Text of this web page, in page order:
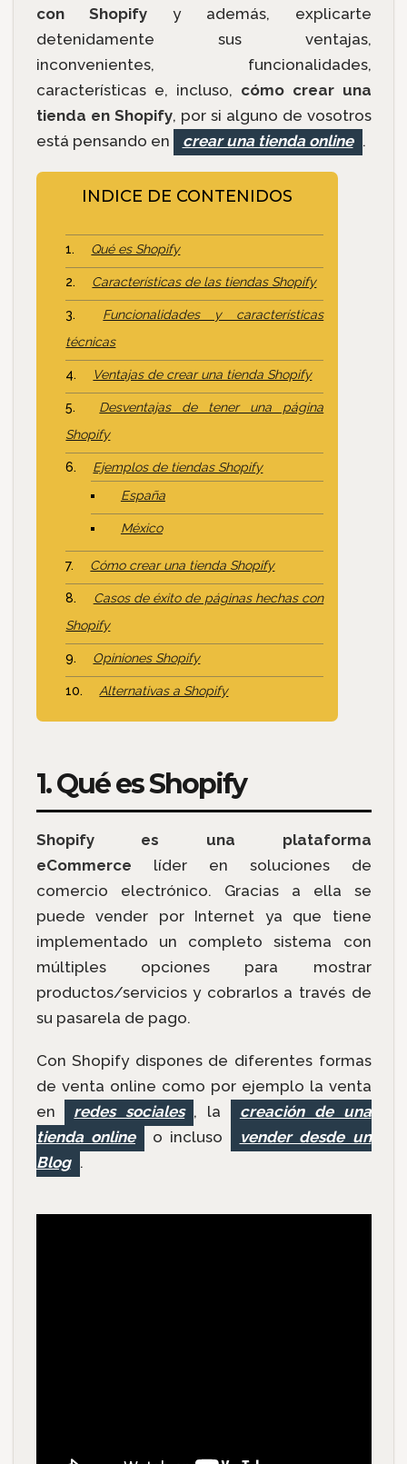
con Shopify y además, explicarte
detenidamente sus ventajas,
inconvenientes, funcionalidades,
características e, incluso, cómo crear una
tienda en Shopify, por si alguno de vosotros
está pensando en
crear una tienda online .
INDICE DE CONTENIDOS
Qué es Shopify
Características de las tiendas Shopify
Funcionalidades y características
técnicas
Ventajas de crear una tienda Shopify
Desventajas de tener una página
Shopify
Ejemplos de tiendas Shopify
España
México
Cómo crear una tienda Shopify
Casos de éxito de páginas hechas con
Shopify
Opiniones Shopify
Alternativas a Shopify
1. Qué es Shopify
Shopify es una plataforma
eCommerce líder en soluciones de
comercio electrónico. Gracias a ella se
puede vender por Internet ya que tiene
implementado un completo sistema con
múltiples opciones para mostrar
productos/servicios y cobrarlos a través de
su pasarela de pago.
Con Shopify dispones de diferentes formas
de venta online como por ejemplo la venta
en
redes sociales , la
creación de una
tienda online
o incluso
vender desde un
Blog .